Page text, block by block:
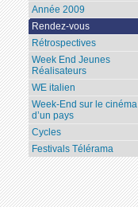
Année 2009
Rendez-vous
Rétrospectives
Week End Jeunes
Réalisateurs
WE italien
Week-End sur le cinéma
d’un pays
Cycles
Festivals Télérama